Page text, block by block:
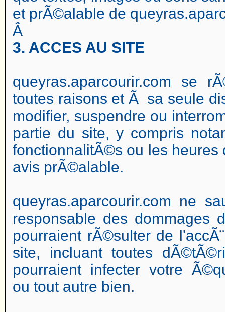
et prÃ©alable de
Â
3. ACCES AU SITE
queyras.aparcourir.com se
toutes raisons et Ã sa seule
modifier, suspendre ou
partie du site, y compris
fonctionnalitÃ©s ou les
avis prÃ©alable.
queyras.aparcourir.com ne
responsable des dommages
pourraient rÃ©sulter de
site, incluant toutes
pourraient infecter votre
ou tout autre bien.